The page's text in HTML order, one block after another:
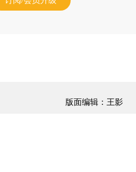
版面编辑：王影